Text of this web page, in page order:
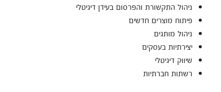
ניהול התקשורת והפרסום בעידן דיגיטלי
פיתוח מוצרים חדשים
ניהול מותגים
יצירתיות בעסקים
שיווק דיגיטלי
רשתות חברתיות